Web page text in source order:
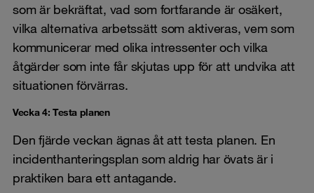
som är bekräftat, vad som fortfarande är osäkert,
vilka alternativa arbetssätt som aktiveras, vem som
kommunicerar med olika intressenter och vilka
åtgärder som inte får skjutas upp för att undvika att
situationen förvärras.
Vecka 4: Testa planen
Den fjärde veckan ägnas åt att testa planen. En
incidenthanteringsplan som aldrig har övats är i
praktiken bara ett antagande.